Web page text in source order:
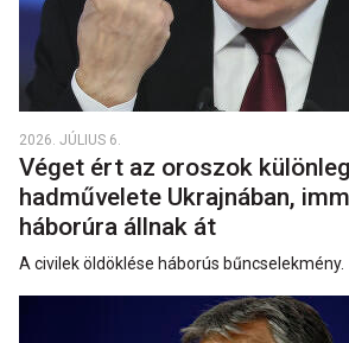
2026. JÚLIUS 6.
Véget ért az oroszok
hadművelete Ukrajnában,
háborúra állnak át
A civilek öldöklése háborús bűncselekmény.